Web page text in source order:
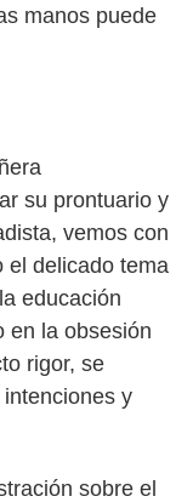
manos puede
su prontuario y
vemos con
el delicado tema
educación
en la obsesión
rigor, se
y
sobre el